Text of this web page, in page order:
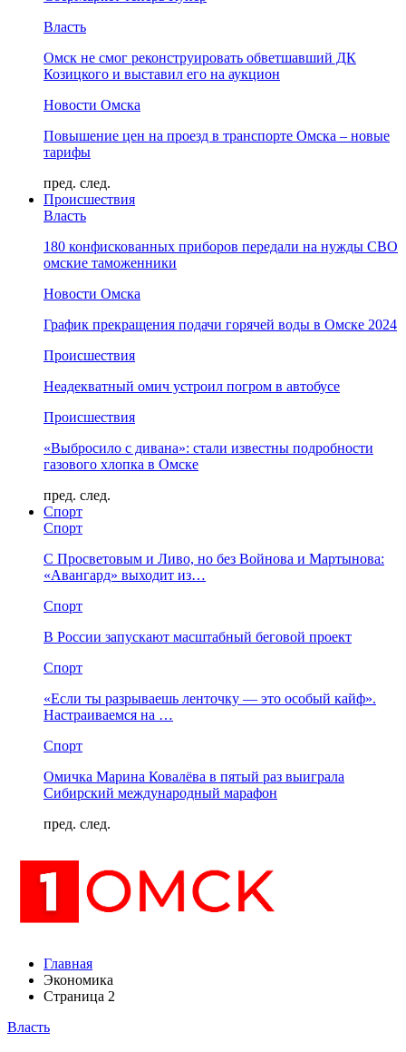
Власть
Омск не смог реконструировать обветшавший ДК
Козицкого и выставил его на аукцион
Новости Омска
Повышение цен на проезд в транспорте Омска – новые
тарифы
пред. след.
Происшествия
Власть
180 конфискованных приборов передали на нужды СВО
омские таможенники
Новости Омска
График прекращения подачи горячей воды в Омске 2024
Происшествия
Неадекватный омич устроил погром в автобусе
Происшествия
«Выбросило с дивана»: стали известны подробности
газового хлопка в Омске
пред. след.
Спорт
Спорт
С Просветовым и Ливо, но без Войнова и Мартынова:
«Авангард» выходит из…
Спорт
В России запускают масштабный беговой проект
Спорт
«Если ты разрываешь ленточку — это особый кайф».
Настраиваемся на …
Спорт
Омичка Марина Ковалёва в пятый раз выиграла
Сибирский международный марафон
пред. след.
Главная
Экономика
Страница 2
Власть